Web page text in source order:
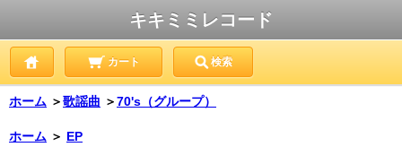
キキミミレコード
カート 検索
ホーム ＞歌謡曲 ＞70's（グループ）
ホーム ＞ EP